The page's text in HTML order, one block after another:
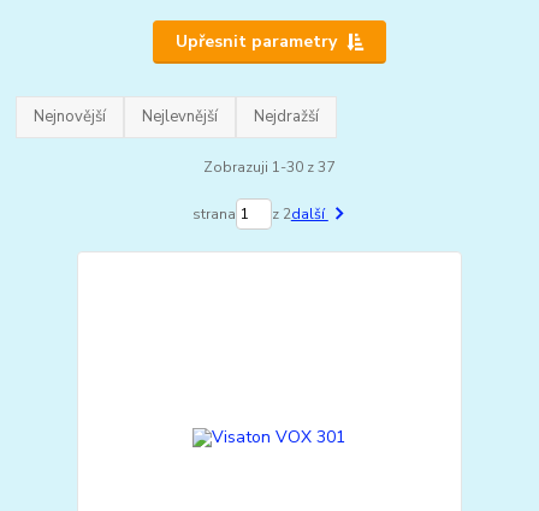
Upřesnit parametry
Nejnovější Nejlevnější Nejdražší
Zobrazuji 1-30 z 37
strana z 2další